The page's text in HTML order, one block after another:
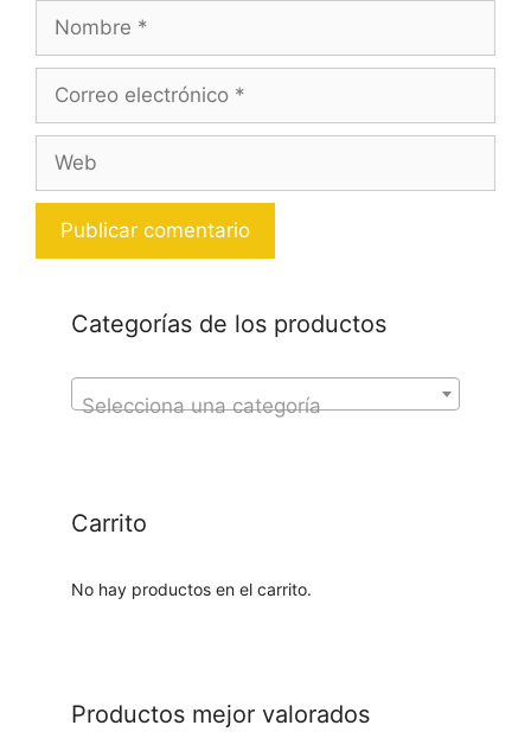
Nombre
Correo
Web
Categorías de los productos
Selecciona una categoría
Carrito
No hay productos en el carrito.
Productos mejor valorados